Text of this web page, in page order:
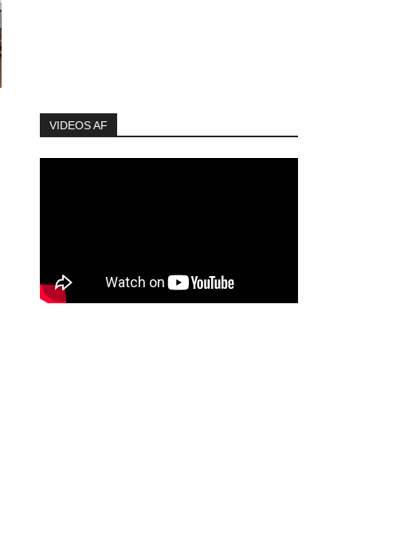
VIDEOS AF